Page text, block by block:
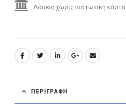
Δόσεις χωρίς πιστωτική κάρτα
ΠΕΡΙΓΡΑΦΉ